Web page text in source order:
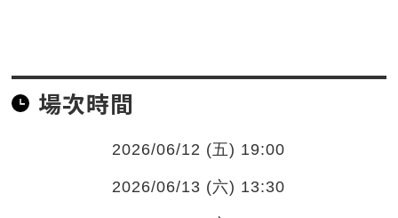
場次時間
2026/06/12 (五) 19:00
2026/06/13 (六) 13:30